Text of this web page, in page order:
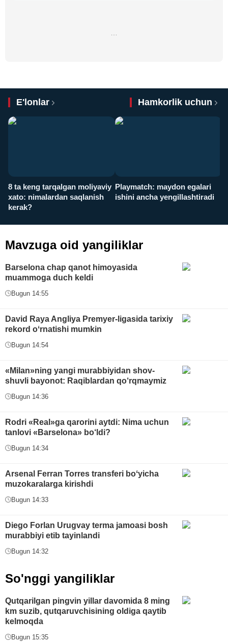
E'lonlar Hamkorlik uchun
8 ta keng tarqalgan moliyaviy
xato: nimalardan saqlanish
kerak?
Playmatch: maydon egalari
ishini ancha yengillashtiradi
Mavzuga oid yangiliklar
Barselona chap qanot himoyasida
muammoga duch keldi
Bugun 14:55
David Raya Angliya Premyer-ligasida tarixiy
rekord oʻrnatishi mumkin
Bugun 14:54
«Milan»ning yangi murabbiyidan shov-
shuvli bayonot: Raqiblardan qo‘rqmaymiz
Bugun 14:36
Rodri «Real»ga qarorini aytdi: Nima uchun
tanlovi «Barselona» bo‘ldi?
Bugun 14:34
Arsenal Ferran Torres transferi boʻyicha
muzokaralarga kirishdi
Bugun 14:33
Diego Forlan Urugvay terma jamoasi bosh
murabbiyi etib tayinlandi
Bugun 14:32
So'nggi yangiliklar
Qutqarilgan pingvin yillar davomida 8 ming
km suzib, qutqaruvchisining oldiga qaytib
kelmoqda
Bugun 15:35